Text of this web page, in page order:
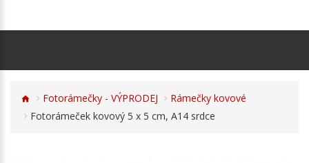
Fotorámečky - VÝPRODEJ
Rámečky kovové
Fotorámeček kovový 5 x 5 cm, A14 srdce